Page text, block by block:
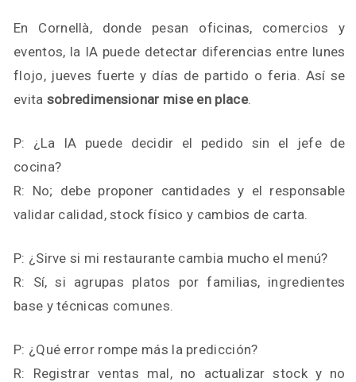
En Cornellà, donde pesan oficinas, comercios y
eventos, la IA puede detectar diferencias entre lunes
flojo, jueves fuerte y días de partido o feria. Así se
evita sobredimensionar mise en place.
P: ¿La IA puede decidir el pedido sin el jefe de
cocina?
R: No; debe proponer cantidades y el responsable
validar calidad, stock físico y cambios de carta.
P: ¿Sirve si mi restaurante cambia mucho el menú?
R: Sí, si agrupas platos por familias, ingredientes
base y técnicas comunes.
P: ¿Qué error rompe más la predicción?
R: Registrar ventas mal, no actualizar stock y no